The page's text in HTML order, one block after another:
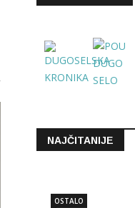
NAJČITANIJE
OSTALO